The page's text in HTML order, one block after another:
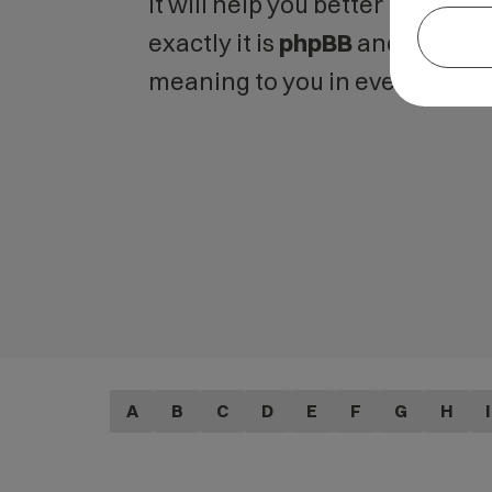
exactly it is phpBBand what is
meaning to you in everyday
A B C D E F G H I